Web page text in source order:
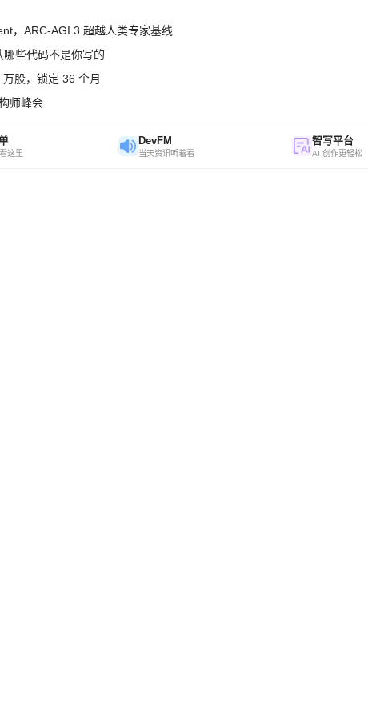
，ARC-AGI 3 超越人类专家基线
些代码不是你写的
股，锁定 36 个月
师峰会
这里
DevFM
当天资讯听着看
智写平台
AI 创作更轻松